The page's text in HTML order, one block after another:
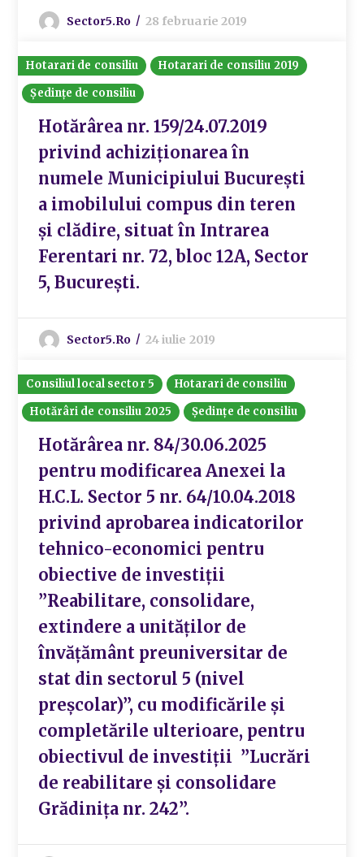
Sector5.ro 28 februarie 2019
Hotarari de consiliu
Hotarari de consiliu 2019
Ședințe de consiliu
Hotărârea nr. 159/24.07.2019
privind achiziţionarea în
numele Municipiului București
a imobilului compus din teren
și clădire, situat în Intrarea
Ferentari nr. 72, bloc 12A, Sector
5, București.
Sector5.ro 24 iulie 2019
Consiliul local sector 5
Hotarari de consiliu
Hotărâri de consiliu 2025
Ședințe de consiliu
Hotărârea nr. 84/30.06.2025
pentru modificarea Anexei la
H.C.L. Sector 5 nr. 64/10.04.2018
privind aprobarea indicatorilor
tehnico-economici pentru
obiective de investiții
”Reabilitare, consolidare,
extindere a unităților de
învățământ preuniversitar de
stat din sectorul 5 (nivel
preșcolar)”, cu modificările și
completările ulterioare, pentru
obiectivul de investiții ”Lucrări
de reabilitare și consolidare
Grădinița nr. 242”.